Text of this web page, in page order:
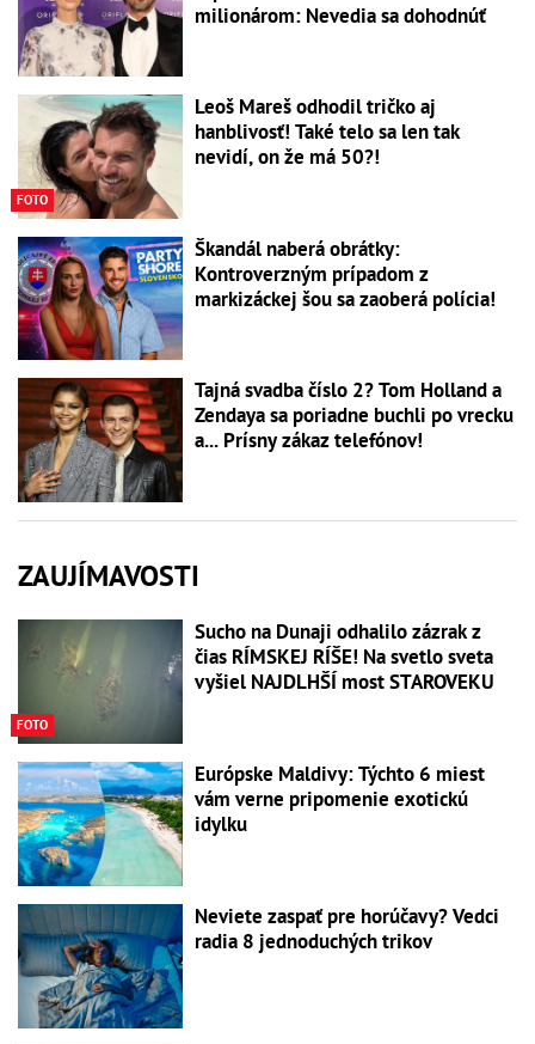
milionárom: Nevedia sa dohodnúť
FOTO
Leoš Mareš odhodil tričko aj
hanblivosť! Také telo sa len tak
nevidí, on že má 50?!
Škandál naberá obrátky:
Kontroverzným prípadom z
markizáckej šou sa zaoberá polícia!
Tajná svadba číslo 2? Tom Holland a
Zendaya sa poriadne buchli po vrecku
a... Prísny zákaz telefónov!
ZAUJÍMAVOSTI
FOTO
Sucho na Dunaji odhalilo zázrak z
čias RÍMSKEJ RÍŠE! Na svetlo sveta
vyšiel NAJDLHŠÍ most STAROVEKU
Európske Maldivy: Týchto 6 miest
vám verne pripomenie exotickú
idylku
Neviete zaspať pre horúčavy? Vedci
radia 8 jednoduchých trikov